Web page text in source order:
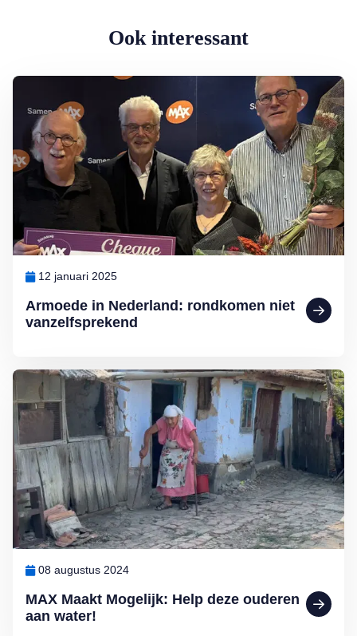
Ook interessant
Armoede in Nederland: rondkomen niet
vanzelfsprekend
12 januari 2025
Lees meer over Armoede in Nederland: rondkomen niet
MAX Maakt Mogelijk: Help deze ouderen
aan water!
08 augustus 2024
Lees meer over MAX Maakt Mogelijk: Help deze ouderen aan